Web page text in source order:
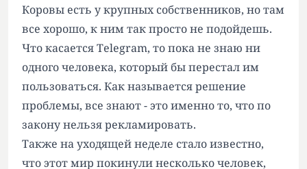
Коровы есть у крупных собственников, но там
все хорошо, к ним так просто не подойдешь.
Что касается Telegram, то пока не знаю ни
одного человека, который бы перестал им
пользоваться. Как называется решение
проблемы, все знают - это именно то, что по
закону нельзя рекламировать.
Также на уходящей неделе стало известно,
что этот мир покинули несколько человек,